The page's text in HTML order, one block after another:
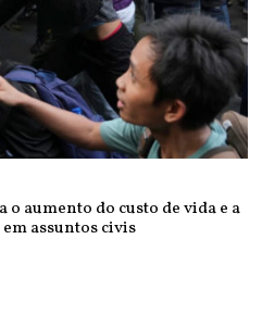
aumento do custo de vida e a
assuntos civis